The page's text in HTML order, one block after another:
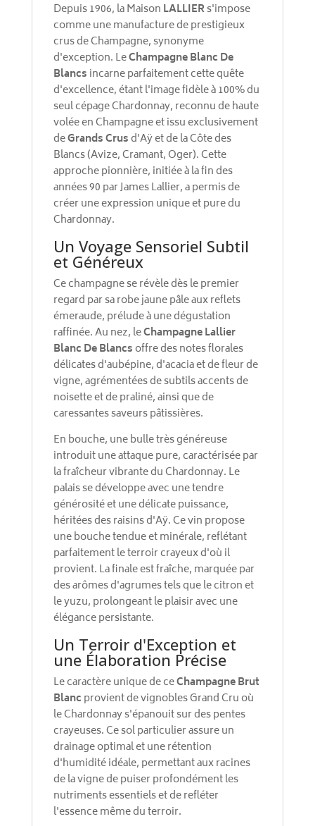
Depuis 1906, la Maison LALLIERs'impose
comme une manufacture de prestigieux
crus de Champagne, synonyme
d'exception. LeChampagne Blanc De
Blancs incarne parfaitement cette quête
d'excellence, étant l'image fidèle à 100% du
seul cépage Chardonnay, reconnu de haute
volée en Champagne et issu exclusivement
deGrands Crusd'Aÿ et de la Côte des
Blancs (Avize, Cramant, Oger). Cette
approche pionnière, initiée à la fin des
années 90 par James Lallier, a permis de
créer une expression unique et pure du
Chardonnay.
Un Voyage Sensoriel Subtil
et Généreux
Ce champagne se révèle dès le premier
regard par sa robe jaune pâle aux reflets
émeraude, prélude à une dégustation
raffinée. Au nez, leChampagne Lallier
Blanc De Blancsoffre des notes florales
délicates d'aubépine, d'acacia et de fleur de
vigne, agrémentées de subtils accents de
noisette et de praliné, ainsi que de
caressantes saveurs pâtissières.
En bouche, une bulle très généreuse
introduit une attaque pure, caractérisée par
la fraîcheur vibrante du Chardonnay. Le
palais se développe avec une tendre
générosité et une délicate puissance,
héritées des raisins d'Aÿ. Ce vin propose
une bouche tendue et minérale, reflétant
parfaitement le terroir crayeux d'où il
provient. La finale est fraîche, marquée par
des arômes d'agrumes tels que le citron et
le yuzu, prolongeant le plaisir avec une
élégance persistante.
Un Terroir d'Exception et
une Élaboration Précise
Le caractère unique de ceChampagne Brut
Blanc provient de vignobles Grand Cru où
le Chardonnay s'épanouit sur des pentes
crayeuses. Ce sol particulier assure un
drainage optimal et une rétention
d'humidité idéale, permettant aux racines
de la vigne de puiser profondément les
nutriments essentiels et de refléter
l'essence même du terroir.